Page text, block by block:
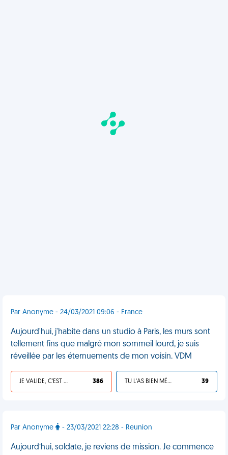
Par Anonyme - 24/03/2021 09:06 - France
Aujourd'hui, j'habite dans un studio à Paris, les murs sont
tellement fins que malgré mon sommeil lourd, je suis
réveillée par les éternuements de mon voisin. VDM
JE VALIDE, C'EST UNE VDM 386 TU L'AS BIEN MÉRITÉ 39
Par Anonyme - 23/03/2021 22:28 - Reunion
Aujourd’hui, soldate, je reviens de mission. Je commence